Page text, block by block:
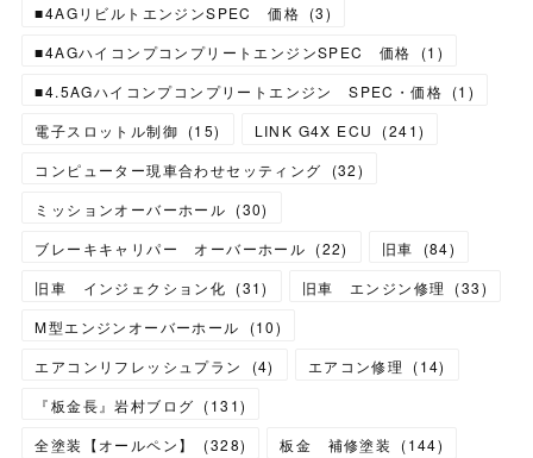
■4AGリビルトエンジンSPEC 価格 (3)
■4AGハイコンプコンプリートエンジンSPEC 価格
(1 )
■4.5AGハイコンプコンプリートエンジン SPEC・価格 (1 )
電子スロットル制御 (15) LINK G4X ECU (241)
コンピューター現車合わせセッティング
(32)
ミッションオーバーホール (30)
ブレーキキャリパー オーバーホール (22) 旧車 (84)
旧車 インジェクション化 (31) 旧車 エンジン修理 (33)
M型エンジンオーバーホール
(10)
エアコンリフレッシュプラン
(4) エアコン修理 (14)
『板金長』岩村ブログ (131)
全塗装【オールペン】
(328) 板金 補修塗装 (144)